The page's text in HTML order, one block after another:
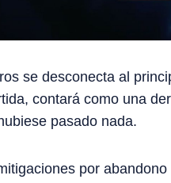
se desconecta al
contará como una
pasado nada.
por